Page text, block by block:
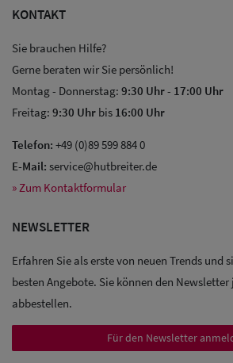
Sale: Caps
KONTAKT
Sie brauchen Hilfe?
Gerne beraten wir Sie persönlich!
Montag - Donnerstag: 9:30 Uhr- 17:00 Uhr
Freitag: 9:30 Uhr bis 16:00 Uhr
Telefon: +49 (0)89 599 884 0
E-Mail: service@hutbreiter.de
» Zum Kontaktformular
NEWSLETTER
Erfahren Sie als erste von neuen Trends und
besten Angebote. Sie können den
abbestellen.
Für den Newsletter